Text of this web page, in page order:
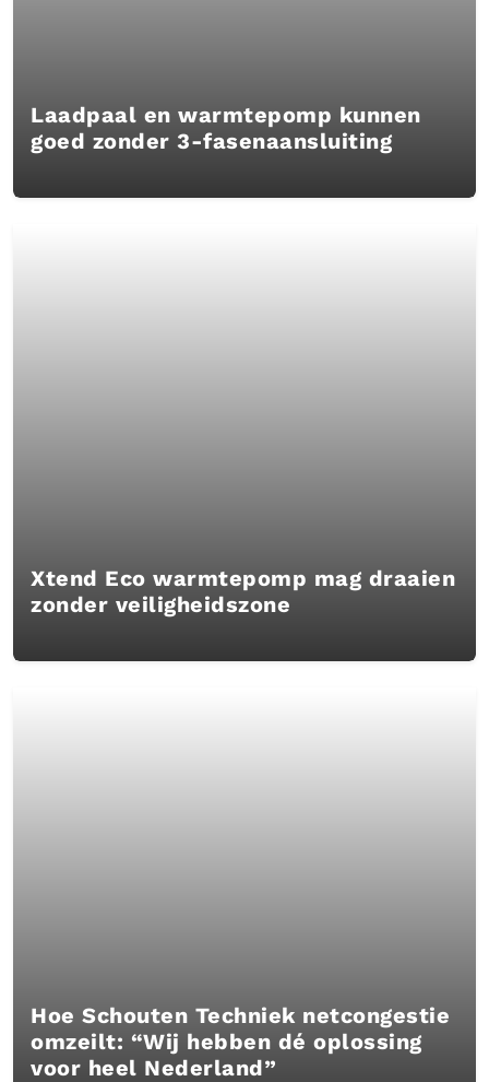
Laadpaal en warmtepomp kunnen
goed zonder 3-fasenaansluiting
Xtend Eco warmtepomp mag draaien
zonder veiligheidszone
Hoe Schouten Techniek netcongestie
omzeilt: “Wij hebben dé oplossing
voor heel Nederland”